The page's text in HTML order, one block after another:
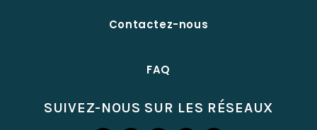
Contactez-nous
FAQ
SUIVEZ-NOUS SUR LES RÉSEAUX